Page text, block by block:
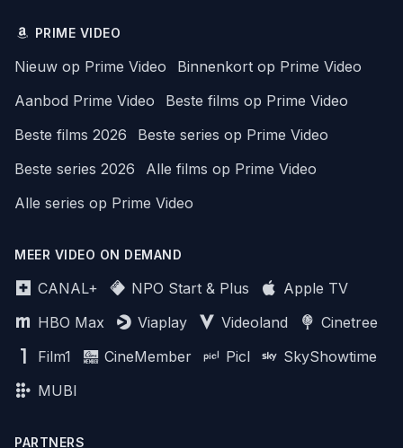
PRIME VIDEO
Nieuw op Prime Video
Binnenkort op Prime Video
Aanbod Prime Video
Beste films op Prime Video
Beste films 2026
Beste series op Prime Video
Beste series 2026
Alle films op Prime Video
Alle series op Prime Video
MEER VIDEO ON DEMAND
CANAL+ NPO Start & Plus
Apple TV
HBO Max
Viaplay Videoland
Cinetree
Film1
CineMember Picl
SkyShowtime
MUBI
PARTNERS